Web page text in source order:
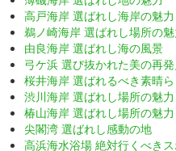
高戸海岸 選ばれし海岸の魅力
鵜ノ崎海岸 選ばれし場所の魅
由良海岸 選ばれし海の風景
弓ケ浜 選び抜かれた美の再
桜井海岸 選ばれるべき素晴ら
渋川海岸 選ばれし場所の魅力
椿山海岸 選ばれし場所の魅力
尖閣湾 選ばれし感動の地
高浜海水浴場 絶対行くべき